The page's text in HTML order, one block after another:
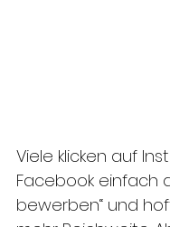
Viele klicken auf
Facebook einfach
bewerben“ und